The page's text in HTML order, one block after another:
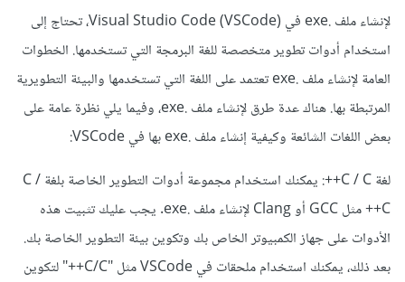
لإنشاء ملف .exe في Visual Studio Code (VSCode)، تحتاج إلى
استخدام أدوات تطوير متخصصة للغة البرمجة التي تستخدمها. الخطوات
العامة لإنشاء ملف .exe تعتمد على اللغة التي تستخدمها والبيئة التطويرية
المرتبطة بها. هناك عدة طرق لإنشاء ملف .exe، وفيما يلي نظرة عامة على
بعض اللغات الشائعة وكيفية إنشاء ملف .exe بها في VSCode:
لغة C / C++: يمكنك استخدام مجموعة أدوات التطوير الخاصة بلغة C /
C++ مثل GCC أو Clang لإنشاء ملف .exe. يجب عليك تثبيت هذه
الأدوات على جهاز الكمبيوتر الخاص بك وتكوين بيئة التطوير الخاصة بك.
بعد ذلك، يمكنك استخدام ملحقات في VSCode مثل "C/C++" لتكوين